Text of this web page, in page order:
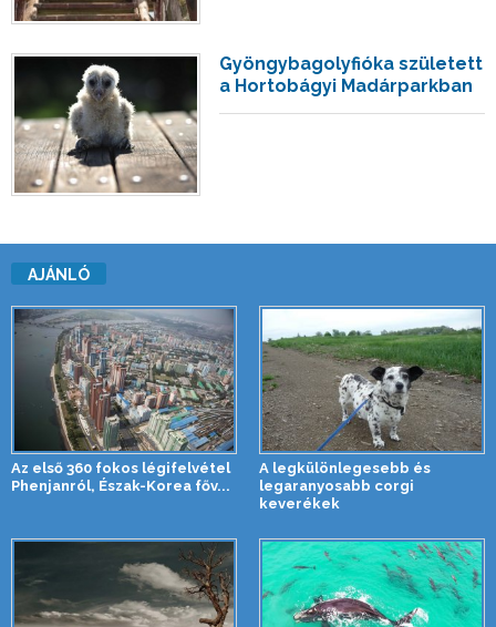
Gyöngybagolyfióka született
a Hortobágyi Madárparkban
AJÁNLÓ
Az első 360 fokos légifelvétel
Phenjanról, Észak-Korea főv...
A legkülönlegesebb és
legaranyosabb corgi
keverékek